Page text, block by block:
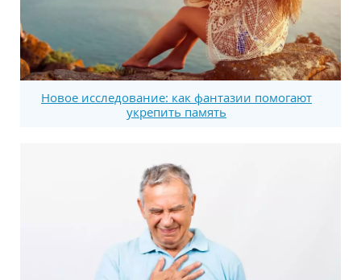
Новое исследование: как фантазии помогают
укрепить память